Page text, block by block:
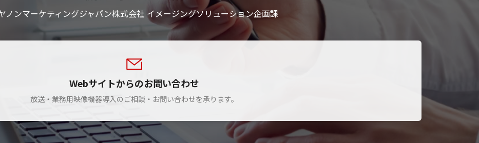
ノンマーケティングジャパン株式会社 イメージングソリューション企画課
Webサイトからのお問い合わせ
放送・業務用映像機器導入のご相談・お問い合わせを承ります。